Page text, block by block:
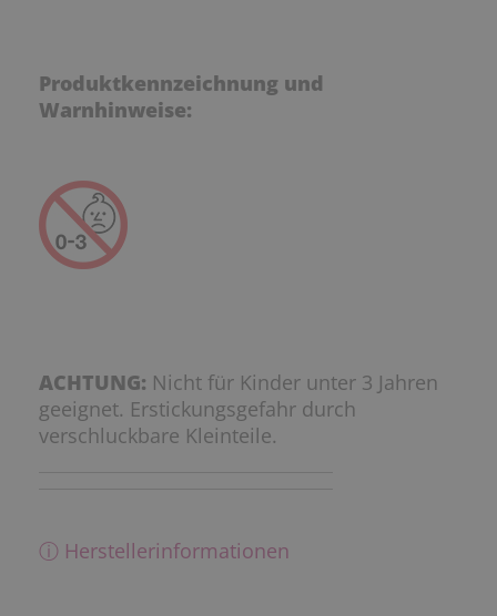
Produktkennzeichnung und
Warnhinweise:
ACHTUNG: Nicht für Kinder unter 3 Jahren
geeignet. Erstickungsgefahr durch
verschluckbare Kleinteile.
ⓘ Herstellerinformationen